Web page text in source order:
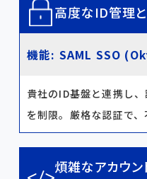
高度なID管理
機能: SAML SSO
貴社のID基盤と連携し
を制限。厳格な認証で、
煩雑なアカウン